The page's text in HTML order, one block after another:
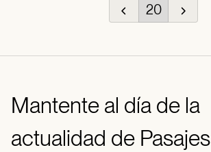
20
Mantente al día de la
actualidad de Pasajes